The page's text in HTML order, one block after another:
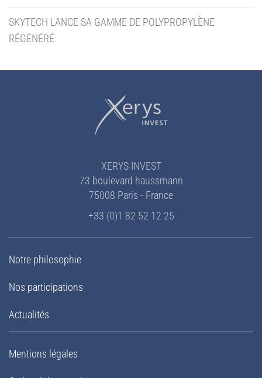
SKYTECH LANCE SA GAMME DE POLYPROPYLÈNE
RÉGÉNÉRÉ
XERYS INVEST
73 boulevard haussmann
75008 Paris - France
+33 (0)1 82 52 12 25
Notre philosophie
Nos participations
Actualités
Mentions légales